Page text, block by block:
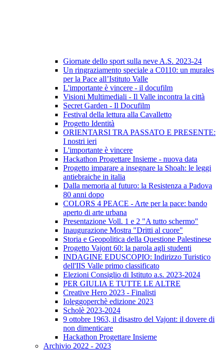
Giornate dello sport sulla neve A.S. 2023-24
Un ringraziamento speciale a C0110: un murales
per la Pace all’Istituto Valle
L'importante è vincere - il docufilm
Visioni Multimediali - Il Valle incontra la città
Secret Garden - Il Docufilm
Festival della lettura alla Cavalletto
Progetto Identità
ORIENTARSI TRA PASSATO E PRESENTE:
I nostri ieri
L'importante è vincere
Hackathon Progettare Insieme - nuova data
Progetto imparare a insegnare la Shoah: le leggi
antiebraiche in italia
Dalla memoria al futuro: la Resistenza a Padova
80 anni dopo
COLORS 4 PEACE - Arte per la pace: bando
aperto di arte urbana
Presentazione Voll. 1 e 2 "A tutto schermo"
Inaugurazione Mostra "Dritti al cuore"
Storia e Geopolitica della Questione Palestinese
Progetto Vajont 60: la parola agli studenti
INDAGINE EDUSCOPIO: Indirizzo Turistico
dell'IIS Valle primo classificato
Elezioni Consiglio di Istituto a.s. 2023-2024
PER GIULIA E TUTTE LE ALTRE
Creative Hero 2023 - Finalisti
Ioleggoperchè edizione 2023
Scholè 2023-2024
9 ottobre 1963, il disastro del Vajont: il dovere di
non dimenticare
Hackathon Progettare Insieme
Archivio 2022 - 2023